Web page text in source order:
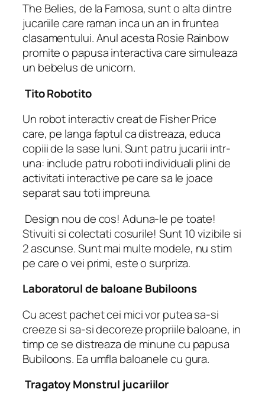
The Belies, de la Famosa, sunt o alta dintre
jucariile care raman inca un an in fruntea
clasamentului. Anul acesta Rosie Rainbow
promite o papusa interactiva care simuleaza
un bebelus de unicorn.
Tito Robotito
Un robot interactiv creat de Fisher Price
care, pe langa faptul ca distreaza, educa
copiii de la sase luni. Sunt patru jucarii intr-
una: include patru roboti individuali plini de
activitati interactive pe care sa le joace
separat sau toti impreuna.
Design nou de cos! Aduna-le pe toate!
Stivuiti si colectati cosurile! Sunt 10 vizibile si
2 ascunse. Sunt mai multe modele, nu stim
pe care o vei primi, este o surpriza.
Laboratorul de baloane Bubiloons
Cu acest pachet cei mici vor putea sa-si
creeze si sa-si decoreze propriile baloane, in
timp ce se distreaza de minune cu papusa
Bubiloons. Ea umfla baloanele cu gura.
Tragatoy Monstrul jucariilor